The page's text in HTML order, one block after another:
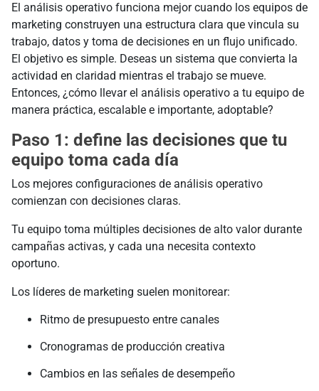
El análisis operativo funciona mejor cuando los equipos de
marketing construyen una estructura clara que vincula su
trabajo, datos y toma de decisiones en un flujo unificado.
El objetivo es simple. Deseas un sistema que convierta la
actividad en claridad mientras el trabajo se mueve.
Entonces, ¿cómo llevar el análisis operativo a tu equipo de
manera práctica, escalable e importante, adoptable?
Paso 1: define las decisiones que tu
equipo toma cada día
Los mejores configuraciones de análisis operativo
comienzan con decisiones claras.
Tu equipo toma múltiples decisiones de alto valor durante
campañas activas, y cada una necesita contexto
oportuno.
Los líderes de marketing suelen monitorear:
Ritmo de presupuesto entre canales
Cronogramas de producción creativa
Cambios en las señales de desempeño